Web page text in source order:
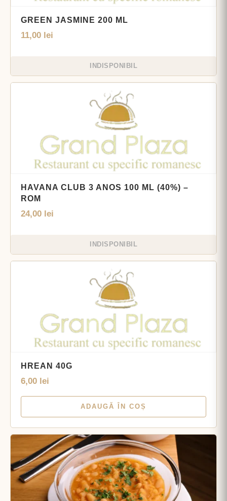
GREEN JASMINE 200 ML
11,00 lei
INDISPONIBIL
HAVANA CLUB 3 ANOS 100 ML (40%) –
ROM
24,00 lei
INDISPONIBIL
HREAN 40G
6,00 lei
ADAUGĂ ÎN COȘ